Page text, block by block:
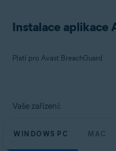
Instalace aplikace
Platí pro Avast BreachGuard
Produkty:
Vaše zařízení:
WINDOWS PC MAC